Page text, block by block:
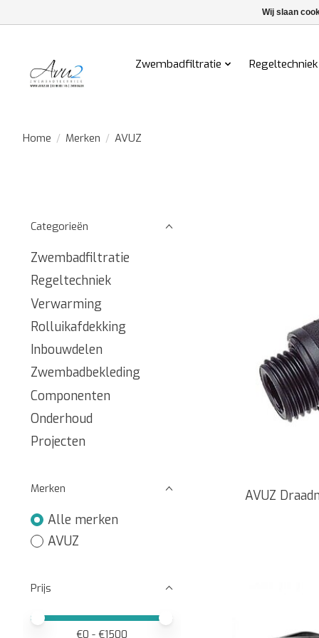
Zwembadfiltratie Regeltechniek
Home / Merken / AVUZ
Categorieën
Zwembadfiltratie
Regeltechniek
Verwarming
Rolluikafdekking
Inbouwdelen
Zwembadbekleding
Componenten
Onderhoud
Projecten
Merken
Alle merken
AVUZ
Prijs
Minimale prijswaarde
Price maximum value
€0 - €1500
AVUZ
Wij slaan